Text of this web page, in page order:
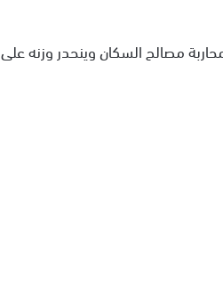
مصالح السكان وينحدر وزنه على